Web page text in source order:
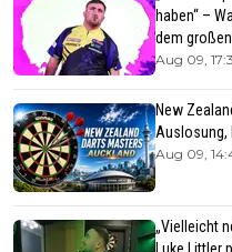
haben“ –
dem
Aug 09,
New
Auslosung,
Aug 09,
„Vielleicht